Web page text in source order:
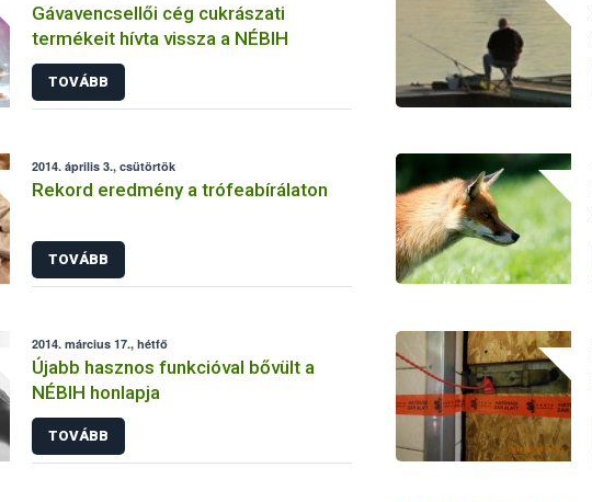
Gávavencsellői cég cukrászati
termékeit hívta vissza a NÉBIH
TOVÁBB
2014. április 3., csütörtök
Rekord eredmény a trófeabírálaton
TOVÁBB
2014. március 17., hétfő
Újabb hasznos funkcióval bővült a
NÉBIH honlapja
TOVÁBB